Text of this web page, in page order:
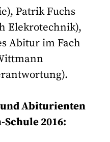
Patrik Fuchs
Elekrotechnik),
Abitur im Fach
Abiturienten
2016: